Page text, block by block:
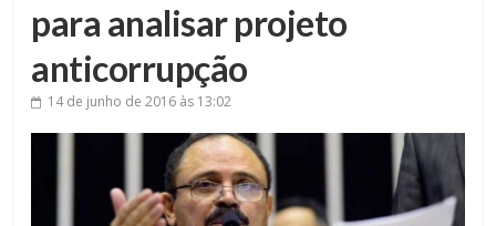
para analisar projeto
anticorrupção
14 de junho de 2016 às 13:02